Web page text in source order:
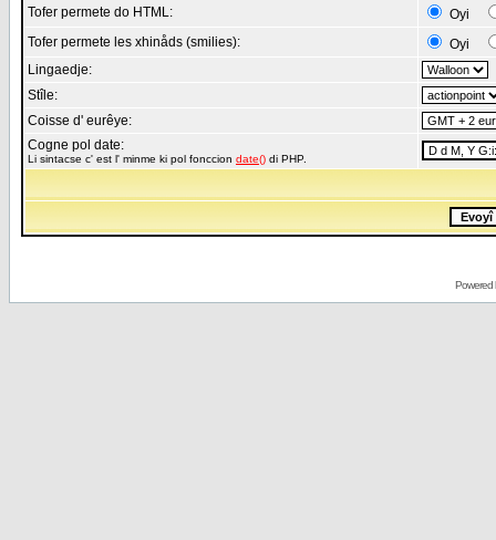
Tofer permete do HTML:
Oyi
Tofer permete les xhinåds (smilies):
Oyi
Lingaedje:
Stîle:
Coisse d' eurêye:
Cogne pol date:
Li sintacse c' est l' minme ki pol fonccion date() di PHP.
Powered